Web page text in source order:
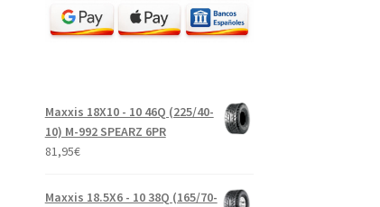
Maxxis 18X10 - 10 46Q (225/40-
10) M-992 SPEARZ 6PR
81,95€
Maxxis 18.5X6 - 10 38Q (165/70-